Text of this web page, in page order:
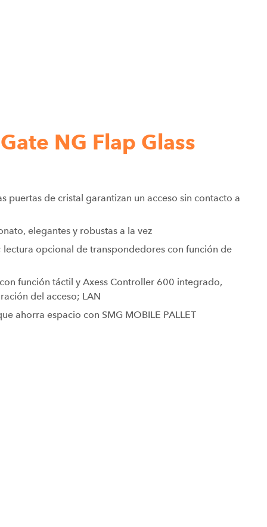
NG Flap Glass
puertas de cristal garantizan un acceso sin contacto a
elegantes y robustas a la vez
opcional de transpondedores con función de
función táctil y Axess Controller 600 integrado,
del acceso; LAN
ahorra espacio con SMG MOBILE PALLET